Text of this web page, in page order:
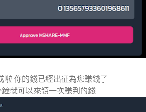
啦 你的錢已經出征為您賺錢了
就可以來領一次賺到的錢